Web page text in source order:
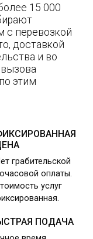
15 000
с перевозкой
доставкой
и во
вызова
этим
грабительской
оплаты.
услуг
ПОДАЧА